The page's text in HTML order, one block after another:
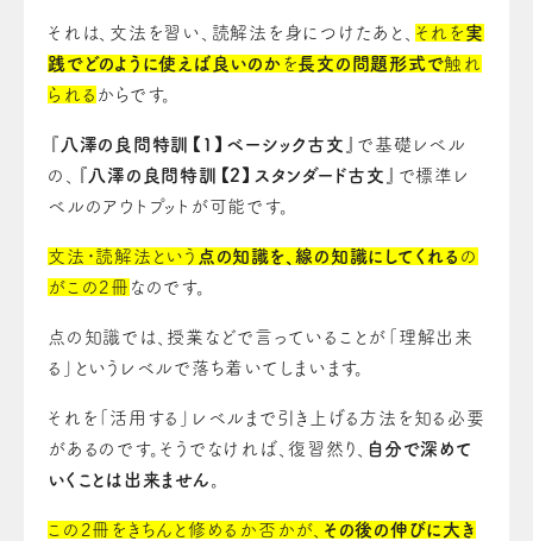
それは、文法を習い、読解法を身につけたあと、 それを 実
践でどのように使えば良いのか を長文の問題形式で触れ
られる からです。
『 八澤の良問特訓【1】ベーシック古文 』で基礎レベル
の、『 八澤の良問特訓【2】スタンダード古文
』で標準レ
ベルのアウトプットが可能です。
文法・読解法という 点の知識を、線の知識にしてくれる の
がこの2冊 なのです。
点の知識では、授業などで言っていることが「理解出来
る」というレベルで落ち着いてしまいます。
それを「活用する」レベルまで引き上げる方法を知る必要
があるのです。そうでなければ、復習然り、 自分で深めて
いくことは出来ません 。
この2冊をきちんと修めるか否かが、 その後の伸びに大き